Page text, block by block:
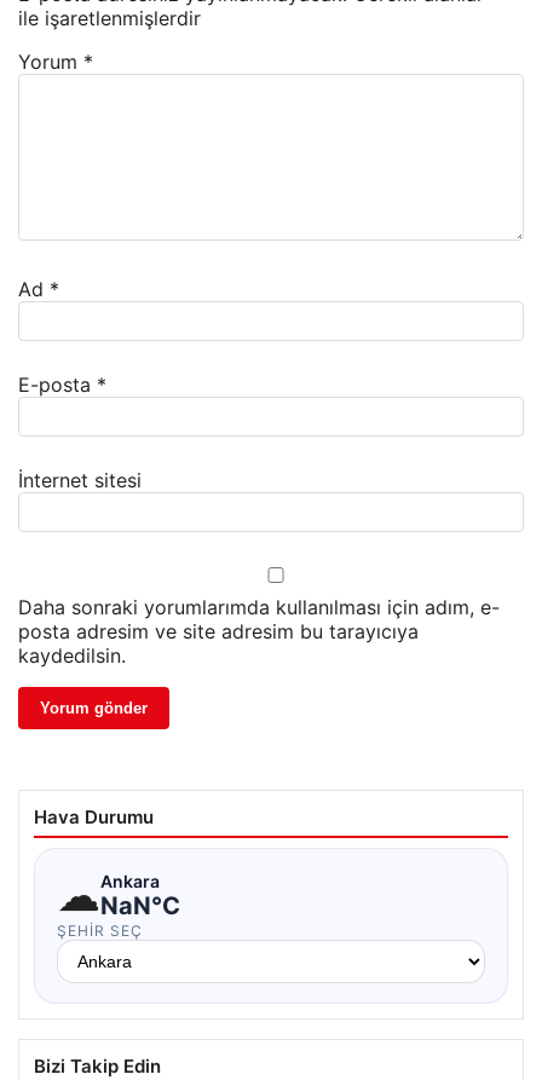
ile işaretlenmişlerdir
Yorum *
Ad *
E-posta *
İnternet sitesi
Daha sonraki yorumlarımda kullanılması için adım, e-
posta adresim ve site adresim bu tarayıcıya
kaydedilsin.
Hava Durumu
☁Ankara
NaN°C
ŞEHIR SEÇ
Bizi Takip Edin